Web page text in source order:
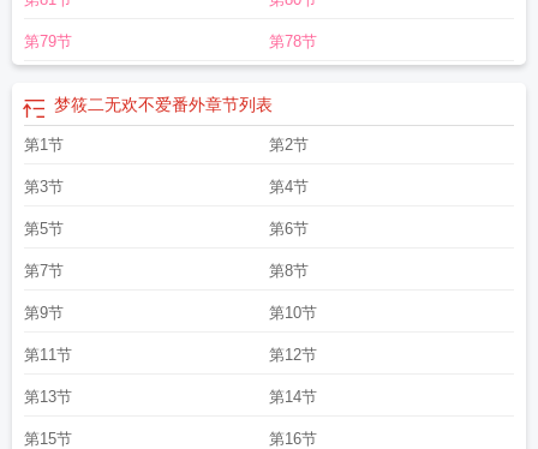
第79节 第78节
梦筱二无欢不爱番外章节列表
第1节 第2节
第3节 第4节
第5节 第6节
第7节 第8节
第9节 第10节
第11节 第12节
第13节 第14节
第15节 第16节